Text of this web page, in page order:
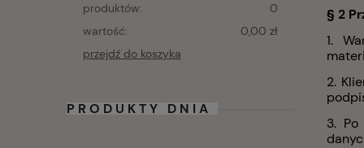
produktów:
0
wartość:
0,00 zł
przejdź do koszyka
PRODUKTY DNIA
§ 2
1.
2.
3.